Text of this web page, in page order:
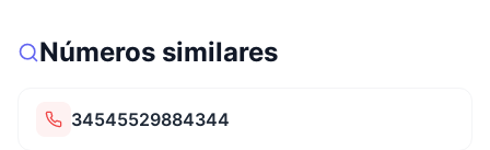
Números similares
34545529884344